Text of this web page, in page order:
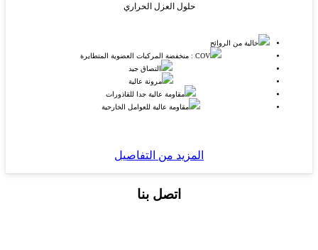
حلول العزل الحراري
خالية من الروائح
COV : منخفضة المركبات العضوية المتطايرة
التصاق جيد
مرونة عالية
مقاومة عالية جدا للقاذورات
مقاومة عالية للعوامل الخارحية
المزيد من التفاصيل
اتصل بنا